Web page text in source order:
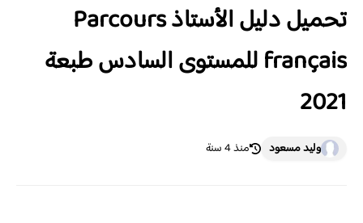
تحميل دليل الأستاذ Parcours
français للمستوى السادس طبعة
2021
وليد مسعود منذ 4 سنة